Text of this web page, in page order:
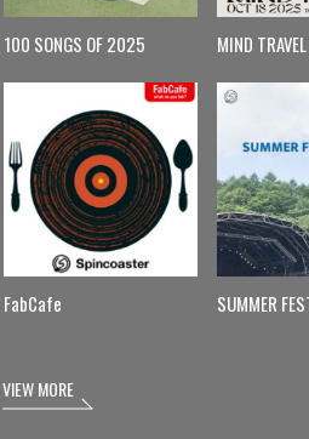
100 SONGS OF 2025
FabCafe
MIND TRAVEL
SUMMER
VIEW MORE